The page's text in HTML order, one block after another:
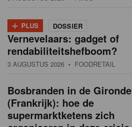
+ PLUS DOSSIER
Vernevelaars: gadget of
rendabiliteitshefboom?
3 AUGUSTUS 2026 • FOODRETAIL
Bosbranden in de Gironde
(Frankrijk): hoe de
supermarktketens zich